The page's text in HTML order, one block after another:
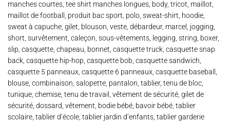
manches courtes, tee shirt manches longues, body, tricot, maillot,
maillot de football, produit bac sport, polo, sweat-shirt, hoodie,
sweat à capuche, gilet, blouson, veste, débardeur, marcel, jogging,
short, survêtement, caleçon, sous-vêtements, legging, string, boxer,
slip, casquette, chapeau, bonnet, casquette truck, casquette snap
back, casquette hip-hop, casquette bob, casquette sandwich,
casquette 5 panneaux, casquette 6 panneaux, casquette baseball,
blouse, combinaison, salopette, pantalon, tablier, tenu de bloc,
tunique, chemise, tenu de travail, vêtement de sécurité, gilet de
sécurité, dossard, vêtement, bodie bébé, bavoir bébé, tablier
scolaire, tablier d’école, tablier jardin d’enfants, tablier garderie